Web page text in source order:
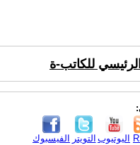
للكاتب-ة
الفيسبوك التويتر اليوتيوب